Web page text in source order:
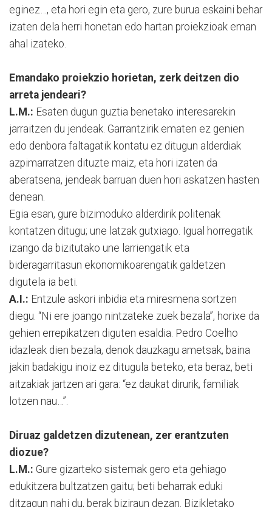
eginez…, eta hori egin eta gero, zure burua eskaini behar
izaten dela herri honetan edo hartan proiekzioak eman
ahal izateko.
Emandako proiekzio horietan, zerk deitzen dio
arreta jendeari?
L.M.: Esaten dugun guztia benetako interesarekin
jarraitzen du jendeak. Garrantzirik ematen ez genien
edo denbora faltagatik kontatu ez ditugun alderdiak
azpimarratzen dituzte maiz, eta hori izaten da
aberatsena, jendeak barruan duen hori askatzen hasten
denean.
Egia esan, gure bizimoduko alderdirik politenak
kontatzen ditugu; une latzak gutxiago. Igual horregatik
izango da bizitutako une larriengatik eta
bideragarritasun ekonomikoarengatik galdetzen
digutela ia beti.
A.I.: Entzule askori inbidia eta miresmena sortzen
diegu. “Ni ere joango nintzateke zuek bezala”, horixe da
gehien errepikatzen diguten esaldia. Pedro Coelho
idazleak dien bezala, denok dauzkagu ametsak, baina
jakin badakigu inoiz ez ditugula beteko, eta beraz, beti
aitzakiak jartzen ari gara: “ez daukat dirurik, familiak
lotzen nau…”.
Diruaz galdetzen dizutenean, zer erantzuten
diozue?
L.M.: Gure gizarteko sistemak gero eta gehiago
edukitzera bultzatzen gaitu; beti beharrak eduki
ditzagun nahi du, berak biziraun dezan. Bizikletako